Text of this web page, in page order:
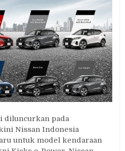
e-
Power
Hadir
dengan
Warna
Baru
diluncurkan pada
Nissan Indonesia
untuk model kendaraan